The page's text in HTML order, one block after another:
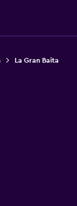
La Gran Baita